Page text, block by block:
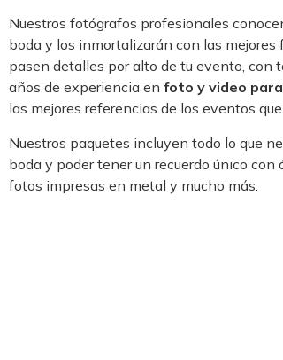
Nuestros fotógrafos profesionales
boda y los inmortalizarán con las mejores
pasen detalles por alto de tu evento, con
años de experiencia en foto y video
las mejores referencias de los eventos
Nuestros paquetes incluyen todo lo que
boda y poder tener un recuerdo único
fotos impresas en metal y mucho más.